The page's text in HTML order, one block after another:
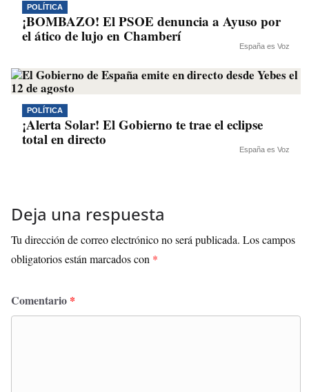
POLÍTICA
¡BOMBAZO! El PSOE denuncia a Ayuso por
el ático de lujo en Chamberí
España es Voz
POLÍTICA
¡Alerta Solar! El Gobierno te trae el eclipse
total en directo
España es Voz
Deja una respuesta
Tu dirección de correo electrónico no será publicada. Los campos
obligatorios están marcados con *
Comentario *